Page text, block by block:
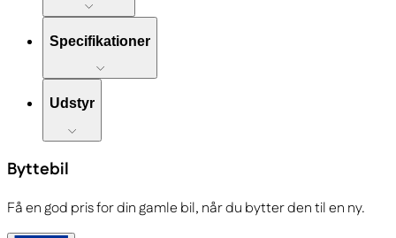
Specifikationer
Udstyr
Byttebil
Få en god pris for din gamle bil, når du bytter den til en ny.